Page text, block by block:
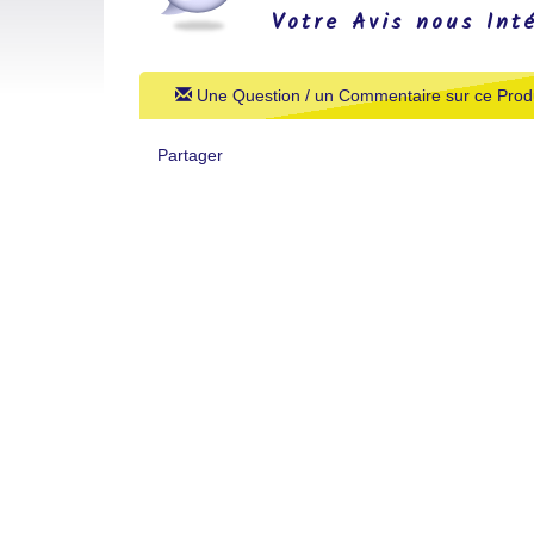
Votre Avis nous
Une Question / un Commentaire sur ce
Partager